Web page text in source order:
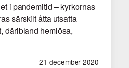
21 december 2020
i pandemitid – kyrkornas
särskilt åtta utsatta
däribland hemlösa,